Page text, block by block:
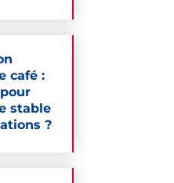
café :
stable
?